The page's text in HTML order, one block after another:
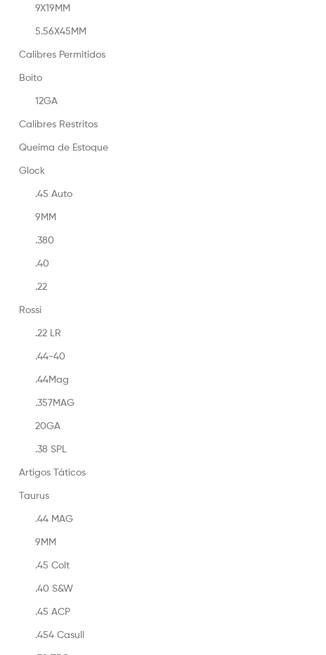
9X19MM
5.56X45MM
Calibres Permitidos
Boito
12GA
Calibres Restritos
Queima de Estoque
Glock
.45 Auto
9MM
.380
.40
.22
Rossi
.22 LR
.44-40
.44Mag
.357MAG
20GA
.38 SPL
Artigos Táticos
Taurus
.44 MAG
9MM
.45 Colt
.40 S&W
.45 ACP
.454 Casull